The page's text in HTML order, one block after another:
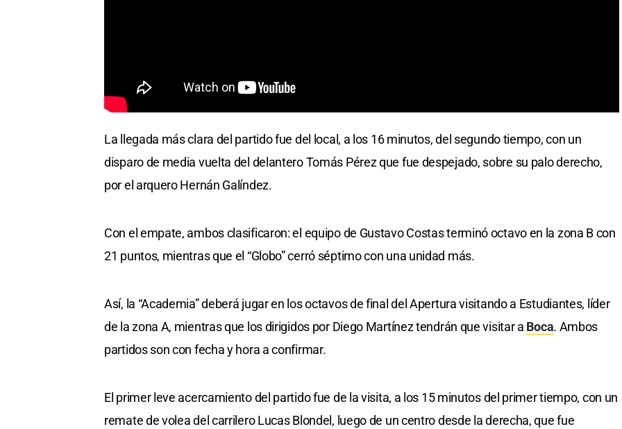
La llegada más clara del partido fue del local, a los 16 minutos, del segundo tiempo, con un
disparo de media vuelta del delantero Tomás Pérez que fue despejado, sobre su palo derecho,
por el arquero Hernán Galíndez.
Con el empate, ambos clasificaron: el equipo de Gustavo Costas terminó octavo en la zona B con
21 puntos, mientras que el “Globo” cerró séptimo con una unidad más.
Así, la “Academia” deberá jugar en los octavos de final del Apertura visitando a Estudiantes, líder
de la zona A, mientras que los dirigidos por Diego Martínez tendrán que visitar a Boca. Ambos
partidos son con fecha y hora a confirmar.
El primer leve acercamiento del partido fue de la visita, a los 15 minutos del primer tiempo, con un
remate de volea del carrilero Lucas Blondel, luego de un centro desde la derecha, que fue